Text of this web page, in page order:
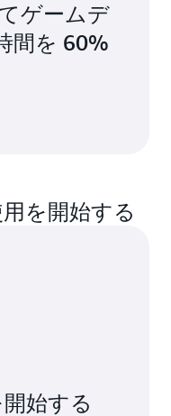
ゲームデ
間を 60%
を開始する
始する